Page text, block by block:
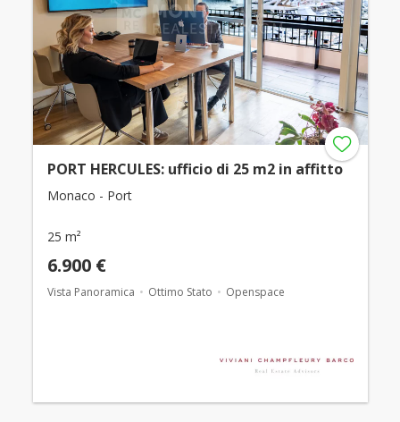
PORT HERCULES: ufficio di 25 m2 in affitto
Monaco - Port
25 m²
6.900 €
Vista Panoramica Ottimo Stato Openspace